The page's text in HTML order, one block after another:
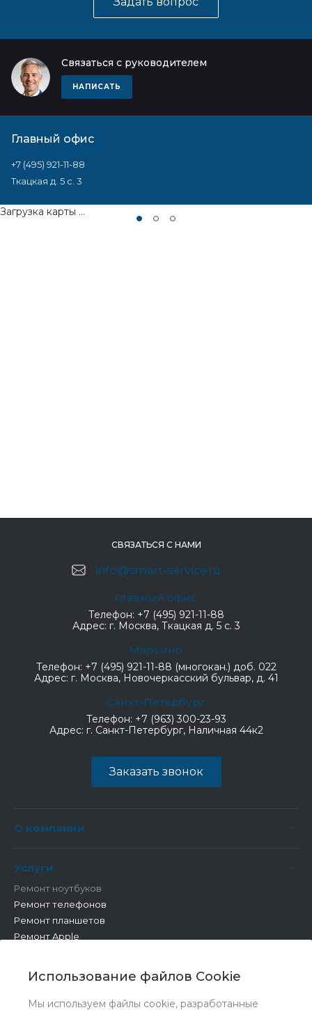
Использование файлов Cookie
Мы используем файлы cookie, разработанные
Связаться с руководителем
НАПИСАТЬ
Главный офис
+7 (495) 921-11-88
Ткацкая д. 5 с. 3
Загрузка карты ...
СВЯЗАТЬСЯ С НАМИ
info@smart-service.ru
Главный офис
Телефон: +7 (495) 921-11-88
Адрес: г. Москва, Ткацкая д. 5 с. 3
Марьино
Телефон: +7 (495) 921-11-88 (многокан.) доб. 022
Адрес: г. Москва, Новочеркасский бульвар, д. 41
Санкт-Петербург
Телефон: +7 (963) 300-23-93
Адрес: г. Санкт-Петербург, Наличная 44к2
Заказать звонок
О компании
Услуги
Ремонт ноутбуков
Ремонт телефонов
Ремонт планшетов
Ремонт Apple